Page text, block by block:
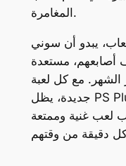
المغامرة.
يبدو أن سوني
أصابعهم، مستعدة
مع كل لعبة
PS
لعب غنية وممتعة